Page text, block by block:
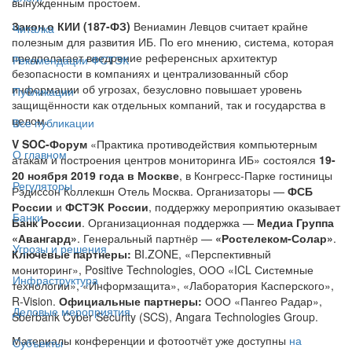
Читалка
Рекомендации ФСТЭК
Публикации
Все публикации
О главном
Регуляторы
Банки
Угрозы и решения
Инфраструктура
Деловые мероприятия
Субъекты
Закон о КИИ (187-ФЗ) Вениамин Левцов считает крайне
полезным для развития ИБ. По его мнению, система, которая
предполагает внедрение референсных архитектур
безопасности в компаниях и централизованный сбор
информации об угрозах, безусловно повышает уровень
защищённости как отдельных компаний, так и государства в
целом.
V SOC-Форум «Практика противодействия компьютерным
атакам и построения центров мониторинга ИБ» состоялся 19-
20 ноября 2019 года в Москве, в Конгресс-Парке гостиницы
Рэдиссон Коллекшн Отель Москва. Организаторы — ФСБ
России и ФСТЭК России, поддержку мероприятию оказывает
Банк России. Организационная поддержка — Медиа Группа
«Авангард». Генеральный партнёр — «Ростелеком-Солар».
Ключевые партнеры: BI.ZONE, «Перспективный
мониторинг», Positive Technologies, ООО «ICL Системные
технологии», «Информзащита», «Лаборатория Касперского»,
R-Vision. Официальные партнеры: ООО «Пангео Радар»,
Sberbank Cyber Security (SCS), Angara Technologies Group.
Материалы конференции и фотоотчёт уже доступны на